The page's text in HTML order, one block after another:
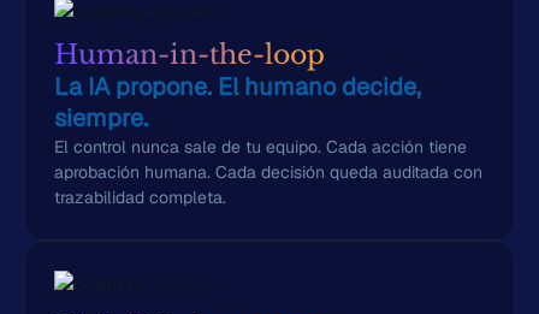
Human-in-the-loop
La IA propone. El humano decide,
siempre.
El control nunca sale de tu equipo. Cada acción tiene
aprobación humana. Cada decisión queda auditada con
trazabilidad completa.